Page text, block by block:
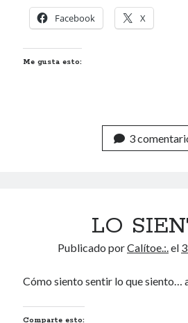
Facebook X
Me gusta esto:
3
LO
Publicado porCalítoe.:.el
Cómo siento sentir lo que siento…
Comparte esto: